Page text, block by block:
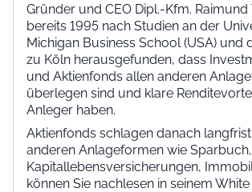
Gründer und CEO Dipl.-Kfm. Raimund
bereits 1995 nach Studien an der
Michigan Business School (USA) und
zu Köln herausgefunden, dass
und Aktienfonds allen anderen
überlegen sind und klare
Anleger haben.
Aktienfonds schlagen danach
anderen Anlageformen wie Sparbuch,
Kapitallebensversicherungen,
können Sie nachlesen in seinem